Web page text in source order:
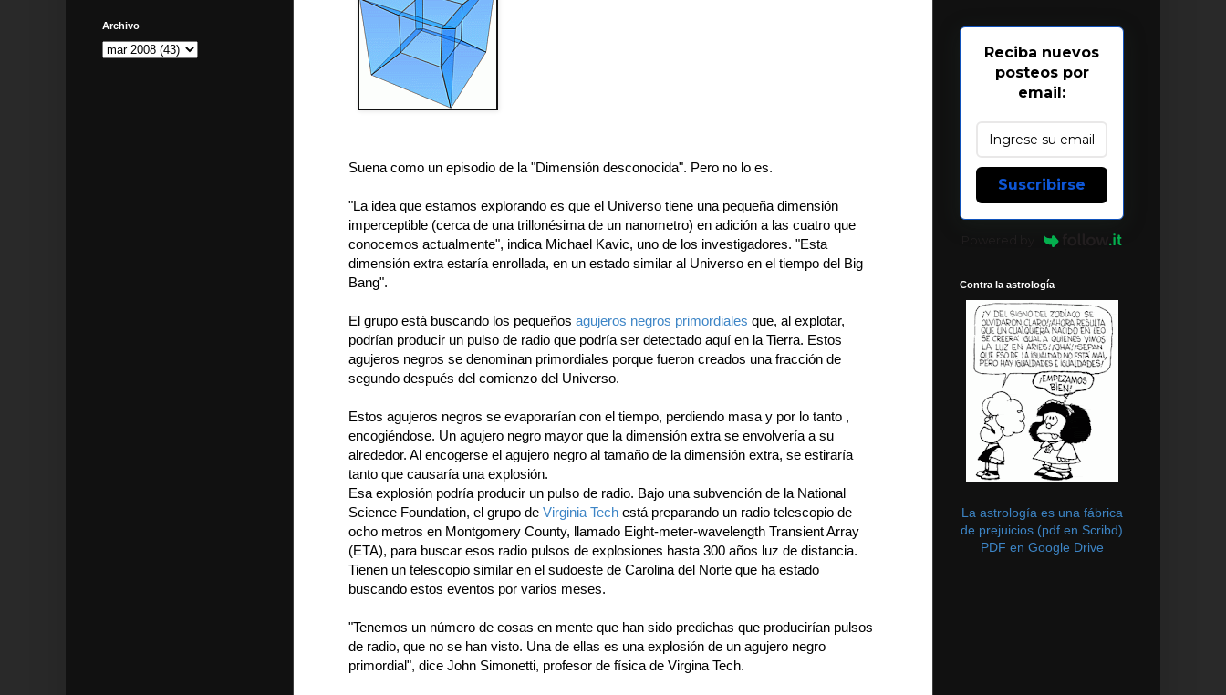
Suena como un episodio de la "Dimensión desconocida". Pero no lo es.
"La idea que estamos explorando es que el Universo tiene una pequeña dimensión
imperceptible (cerca de una trillonésima de un nanometro) en adición a las cuatro que
conocemos actualmente", indica Michael Kavic, uno de los investigadores. "Esta
dimensión extra estaría enrollada, en un estado similar al Universo en el tiempo del Big
Bang".
El grupo está buscando los pequeños agujeros negros primordiales que, al explotar,
podrían producir un pulso de radio que podría ser detectado aquí en la Tierra. Estos
agujeros negros se denominan primordiales porque fueron creados una fracción de
segundo después del comienzo del Universo.
Estos agujeros negros se evaporarían con el tiempo, perdiendo masa y por lo tanto ,
encogiéndose. Un agujero negro mayor que la dimensión extra se envolvería a su
alrededor. Al encogerse el agujero negro al tamaño de la dimensión extra, se estiraría
tanto que causaría una explosión.
Esa explosión podría producir un pulso de radio. Bajo una subvención de la National
Science Foundation, el grupo de Virginia Tech está preparando un radio telescopio de
ocho metros en Montgomery County, llamado Eight-meter-wavelength Transient Array
(ETA), para buscar esos radio pulsos de explosiones hasta 300 años luz de distancia.
Tienen un telescopio similar en el sudoeste de Carolina del Norte que ha estado
buscando estos eventos por varios meses.
"Tenemos un número de cosas en mente que han sido predichas que producirían pulsos
de radio, que no se han visto. Una de ellas es una explosión de un agujero negro
primordial", dice John Simonetti, profesor de física de Virgina Tech.
Archivo
Reciba nuevos
posteos por
email:
Suscribirse
Contra la astrología
La astrología es una fábrica
de prejuicios (pdf en Scribd)
PDF en Google Drive